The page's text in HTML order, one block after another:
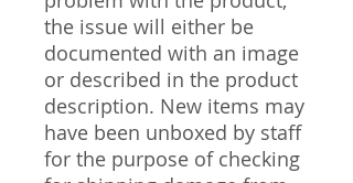
the issue will either be
documented with an image
or described in the product
description. New items may
have been unboxed by staff
for the purpose of checking